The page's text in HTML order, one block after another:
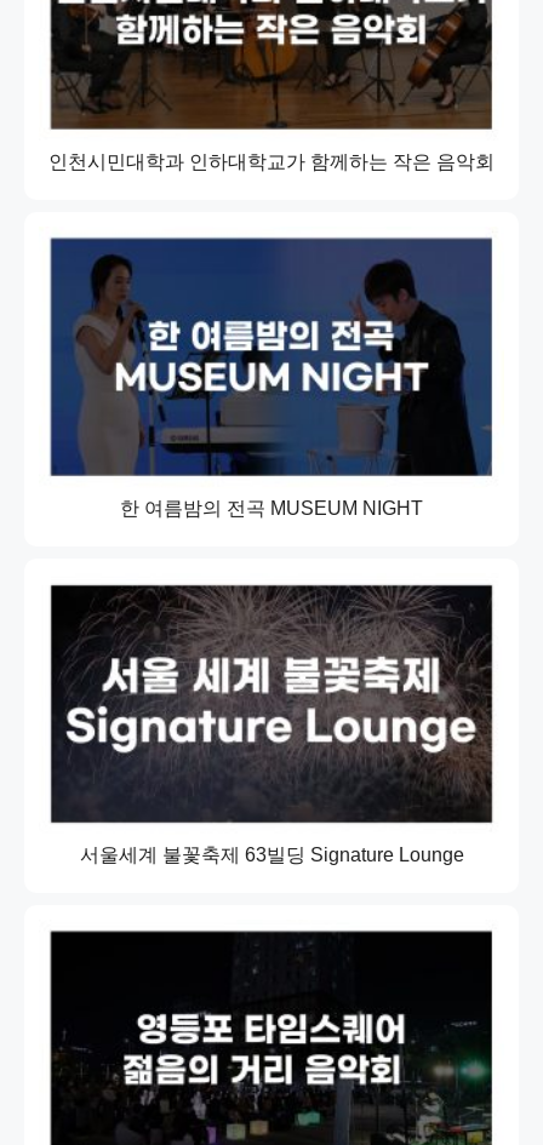
인천시민대학과 인하대학교가 함께하는 작은 음악회
한 여름밤의 전곡 MUSEUM NIGHT
서울세계 불꽃축제 63빌딩 Signature Lounge